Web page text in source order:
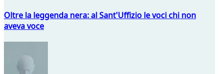
Oltre la leggenda nera: al Sant'Uffizio le voci chi non
aveva voce